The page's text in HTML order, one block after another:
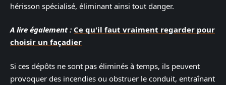
hérisson spécialisé, éliminant ainsi tout danger.
A lire également : Ce qu'il faut vraiment regarder pour
choisir un façadier
Si ces dépôts ne sont pas éliminés à temps, ils peuvent
provoquer des incendies ou obstruer le conduit, entraînant